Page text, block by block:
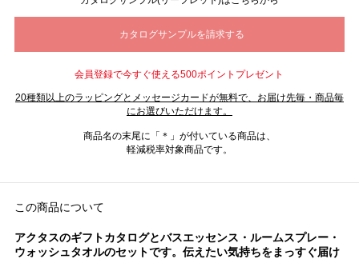
会員登録で今すぐ使える500ポイントプレゼント
20種類以上のラッピングとメッセージカードが無料で、お届け先毎・商品毎
にお選びいただけます。
商品名の末尾に「＊」が付いている商品は、
軽減税率対象商品です。
この商品について
アクタスのギフトカタログとバスエッセンス・ルームスプレー・
ウォッシュタオルのセットです。伝えたい気持ちをまっすぐ届け